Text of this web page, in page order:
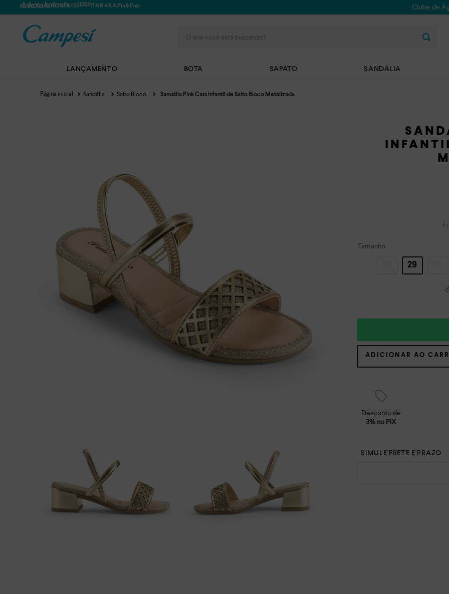
Clube de
LANÇAMENTO BOTA SAPATO SANDÁLIA
Sandália Salto Bloco Sandália Pink Cats Infantil de Salto Bloco Metalizada
Tamanho
29
ADICIONAR AO
Desconto de
3% no PIX